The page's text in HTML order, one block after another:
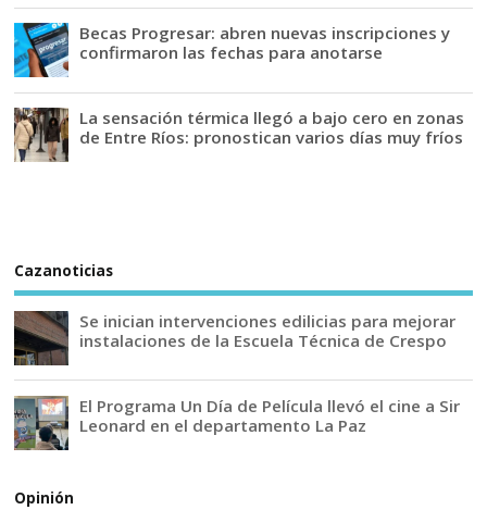
Becas Progresar: abren nuevas inscripciones y
confirmaron las fechas para anotarse
La sensación térmica llegó a bajo cero en zonas
de Entre Ríos: pronostican varios días muy fríos
Cazanoticias
Se inician intervenciones edilicias para mejorar
instalaciones de la Escuela Técnica de Crespo
El Programa Un Día de Película llevó el cine a Sir
Leonard en el departamento La Paz
Opinión